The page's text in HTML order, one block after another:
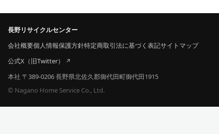
長野リサイクルセンター
会社概要個人情報保護方針特定商取引法に基づく表記サイトマップ
公式X（旧Twitter）
本社 〒389-0206 長野県北佐久郡御代田町御代田1915
© Nagano Home Service Co., Ltd.